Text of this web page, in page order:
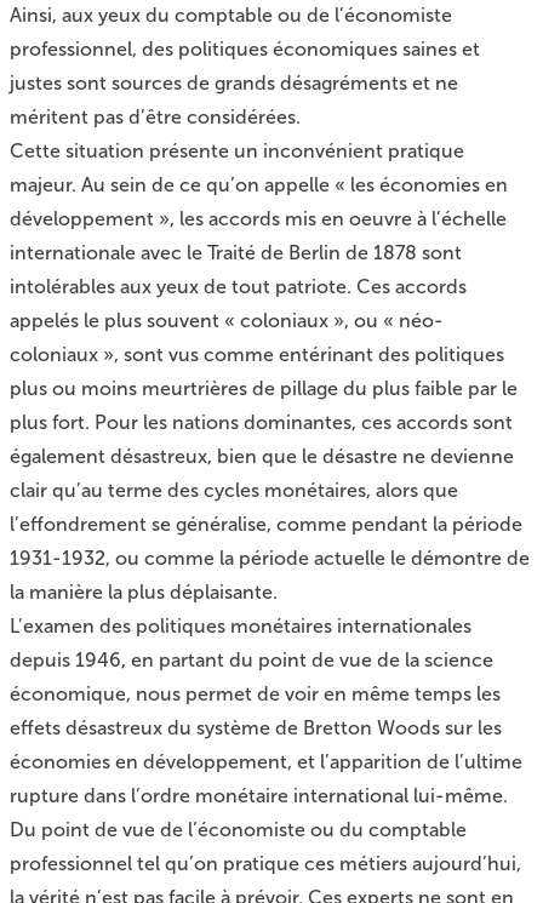
Ainsi, aux yeux du comptable ou de l’économiste
professionnel, des politiques économiques saines et
justes sont sources de grands désagréments et ne
méritent pas d’être considérées.
Cette situation présente un inconvénient pratique
majeur. Au sein de ce qu’on appelle « les économies en
développement », les accords mis en oeuvre à l’échelle
internationale avec le Traité de Berlin de 1878 sont
intolérables aux yeux de tout patriote. Ces accords
appelés le plus souvent « coloniaux », ou « néo-
coloniaux », sont vus comme entérinant des politiques
plus ou moins meurtrières de pillage du plus faible par le
plus fort. Pour les nations dominantes, ces accords sont
également désastreux, bien que le désastre ne devienne
clair qu’au terme des cycles monétaires, alors que
l’effondrement se généralise, comme pendant la période
1931-1932, ou comme la période actuelle le démontre de
la manière la plus déplaisante.
L’examen des politiques monétaires internationales
depuis 1946, en partant du point de vue de la science
économique, nous permet de voir en même temps les
effets désastreux du système de Bretton Woods sur les
économies en développement, et l’apparition de l’ultime
rupture dans l’ordre monétaire international lui-même.
Du point de vue de l’économiste ou du comptable
professionnel tel qu’on pratique ces métiers aujourd’hui,
la vérité n’est pas facile à prévoir. Ces experts ne sont en